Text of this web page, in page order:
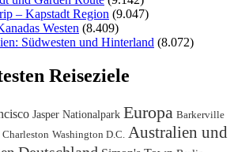
– Kapstadt Region (9.047)
Westen (8.409)
Südwesten und Hinterland (8.072)
Reiseziele
Jasper Nationalpark Europa Barkerville
Charleston Washington D.C. Australien und